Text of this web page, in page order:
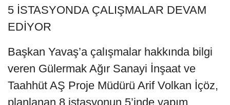
5 İSTASYONDA ÇALIŞMALAR DEVAM
EDİYOR
Başkan Yavaş’a çalışmalar hakkında bilgi
veren Gülermak Ağır Sanayi İnşaat ve
Taahhüt AŞ Proje Müdürü Arif Volkan İçöz,
planlanan 8 istasyonun 5’inde yapım